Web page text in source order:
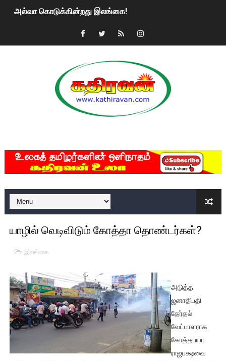
அல்வா கொடுக்கின்றது இலங்கை!
2ஆம் நாள் உக்ரைன் யுத்தம்!! எங்களைத் தனிமையில்
மகிந்த ராஜபக்சே பதவி விலக திட்டம்?
ரவுடி பேபிக்கு நடந்த தரமான சம்பவம்.. ஆபாச வீடியோக்களால்
குண்டை தூக்கிப்போட்ட ஆய்வு…. இந்தியாவின் “கோவிஷீல்டு”
யாழில் தமிழின தலைவர் பிரபாகரனின் பிறந்தநாளை
ஏர்போர்ட்டில் உதைத்த நபர் யார், என்ன நடந்தது?: உண்மையை
சீனா இலங்கையிடம் 8 மில்லியன் அமெரிக்க டொலர் நட்டஈடு
01/11/2021 Scotland ல் நடைபெறும் கண்டனப்
பிரிட்டனால் கடத்தப்படும் நிலையில் இலங்கைத் தமிழ் குடும்பம்!!
வர்ராரு...வர்ராரு... அண்ணாத்த : ரஜினிக்காக இலங்கை
கைது செய்யப்பட்ட இளைஞன் உயிரிழப்பு - கொதித்தெழுந்த
தடுப்பூசியை பெற்றுக் கொள்ளக் கூடிய இடங்கள்...
யாழில் வெடிவிடும் கோத்தா தொண்டர்கள்?
இலங்கை
அடுத்த
ஜனாதிபதி
தேர்தல்
வேட்பாளராக
கோத்தபயா
ராஜபக்ஷவை